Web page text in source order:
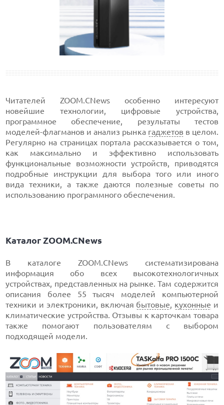
Читателей ZOOM.CNews особенно интересуют
новейшие технологии, цифровые устройства,
программное обеспечение, результаты тестов
моделей-флагманов и анализ рынка гаджетов в целом.
Регулярно на страницах портала рассказывается о том,
как максимально и эффективно использовать
функциональные возможности устройств, приводятся
подробные инструкции для выбора того или иного
вида техники, а также даются полезные советы по
использованию программного обеспечения.
Каталог ZOOM.CNews
В каталоге ZOOM.CNews систематизирована
информация обо всех высокотехнологичных
устройствах, представленных на рынке. Там содержится
описания более 55 тысяч моделей компьютерной
техники и электроники, включая бытовые, кухонные и
климатические устройства. Отзывы к карточкам товара
также помогают пользователям с выбором
подходящей модели.